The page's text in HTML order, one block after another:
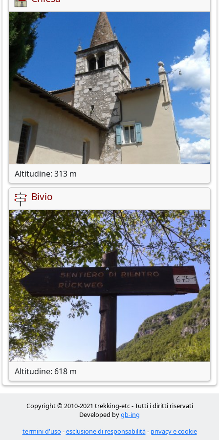
Altitudine: 313 m
Bivio
Altitudine: 618 m
Copyright © 2010-2021 trekking-etc - Tutti i diritti riservati
Developed bygb-ing
termini d'uso -esclusione di responsabilità- privacy e cookie